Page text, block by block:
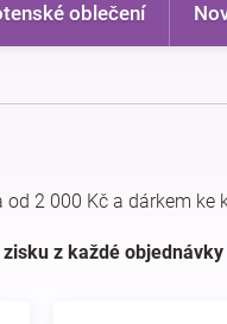
oblečení
2 000 Kč a dárkem ke
zisku z každé objednávky